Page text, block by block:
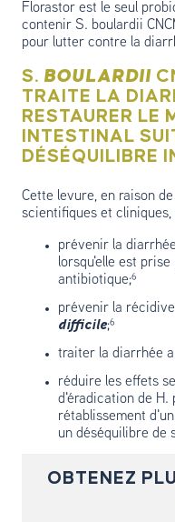
Florastor est le seul
contenir S. boulardii
pour lutter contre la
S. BOULARDII
TRAITE LA
RESTAURER LE
INTESTINAL
DÉSÉQUILIBRE
Cette levure, en raison
scientifiques et cliniques,
prévenir la
lorsqu'elle est
antibiotique;⁶
prévenir la
difficile;⁶
traiter la diarrhée
réduire les effets
d'éradication de H.
rétablissement
un déséquilibre de
OBTENEZ